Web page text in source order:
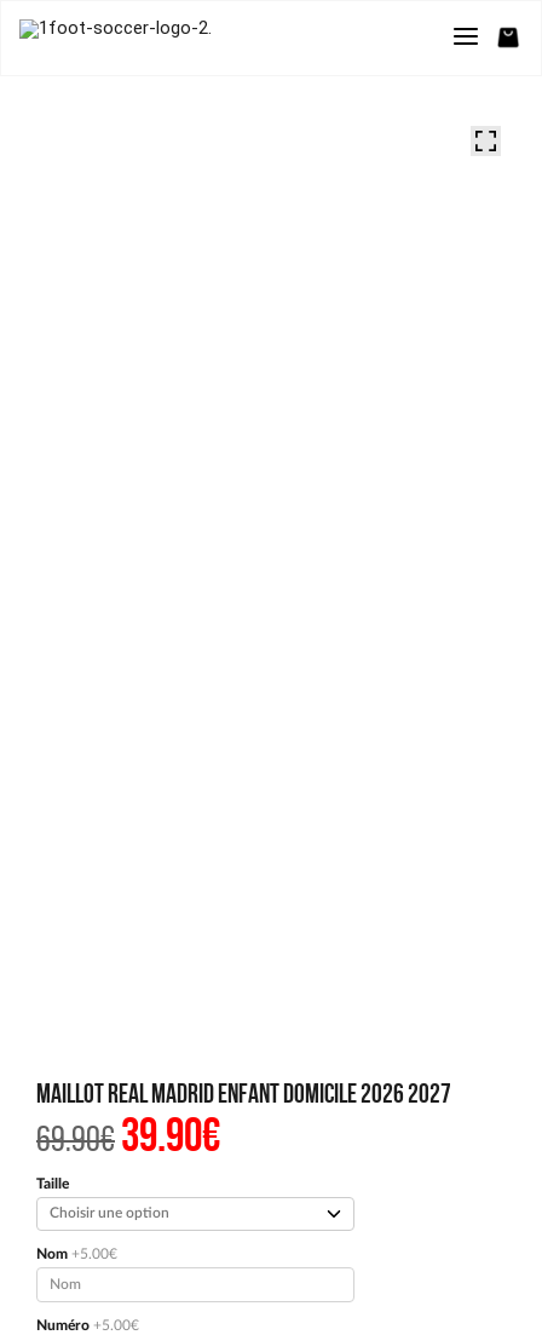
Maillot Real Madrid Enfant Domicile 2026 2027
69.90€Le
prix
était :
69.90€.
39.90€Le
prix
est :
39.90€.
Taille
Nom +5.00€
Numéro +5.00€